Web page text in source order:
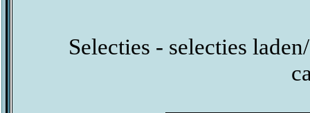
Selecties - selecties